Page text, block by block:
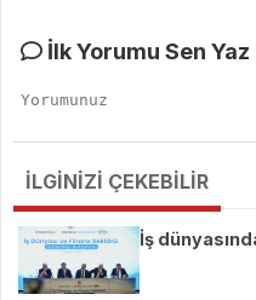
İlk Yorumu Sen Yaz
İLGİNİZİ ÇEKEBİLİR
İş